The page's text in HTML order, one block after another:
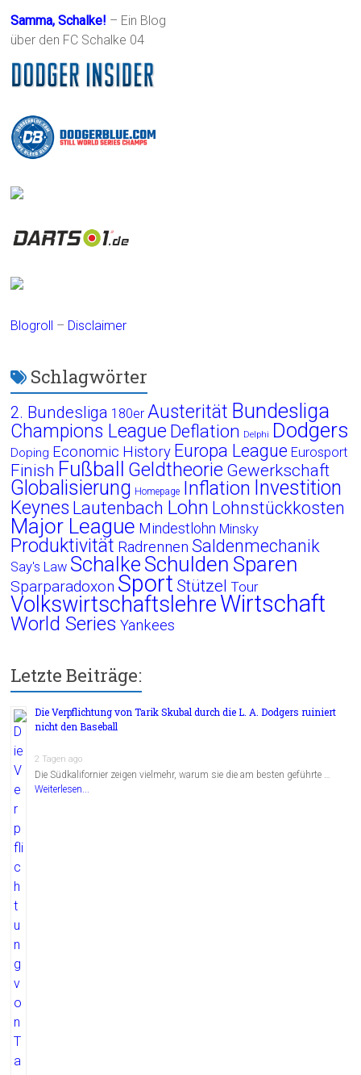
Samma, Schalke! – Ein Blog
über den FC Schalke 04
Blogroll – Disclaimer
Schlagwörter
2. Bundesliga 180er Austerität Bundesliga
Champions League Deflation Delphi Dodgers
Doping Economic History Europa League Eurosport
Finish Fußball Geldtheorie Gewerkschaft
Globalisierung Homepage Inflation Investition
Keynes Lautenbach Lohn Lohnstückkosten
Major League Mindestlohn Minsky
Produktivität Radrennen Saldenmechanik
Say's Law Schalke Schulden Sparen
Sparparadoxon Sport Stützel Tour
VolkswirtschaftslehreWirtschaft
World Series Yankees
Letzte Beiträge:
Die Verpflichtung von Tarik Skubal durch die L. A. Dodgers ruiniert
nicht den Baseball
2 Tagen ago
Die Südkalifornier zeigen vielmehr, warum sie die am besten geführte …
Weiterlesen...